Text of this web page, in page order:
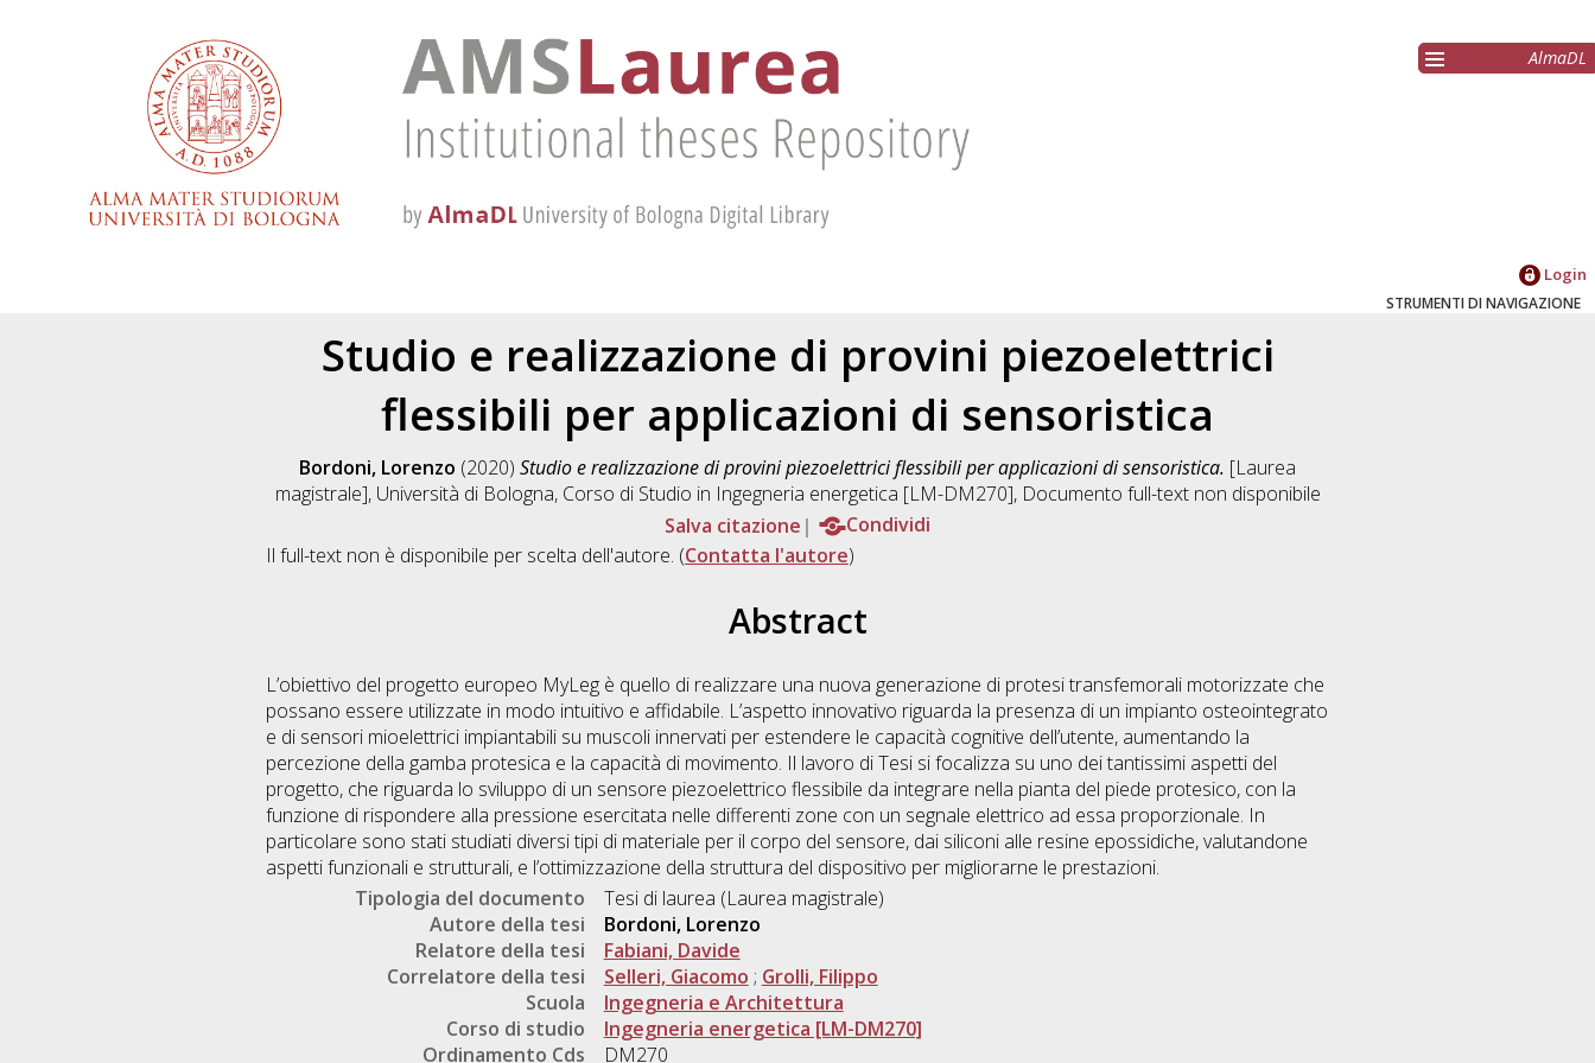
AlmaDL
Login
STRUMENTI DI NAVIGAZIONE
Studio e realizzazione di provini piezoelettrici
flessibili per applicazioni di sensoristica
Bordoni, Lorenzo (2020) Studio e realizzazione di provini piezoelettrici flessibili per applicazioni di sensoristica. [Laurea
magistrale], Università di Bologna, Corso di Studio in Ingegneria energetica [LM-DM270], Documento full-text non disponibile
Salva citazione
Condividi
Il full-text non è disponibile per scelta dell'autore. (Contatta l'autore)
Abstract
L’obiettivo del progetto europeo MyLeg è quello di realizzare una nuova generazione di protesi transfemorali motorizzate che
possano essere utilizzate in modo intuitivo e affidabile. L’aspetto innovativo riguarda la presenza di un impianto osteointegrato
e di sensori mioelettrici impiantabili su muscoli innervati per estendere le capacità cognitive dell’utente, aumentando la
percezione della gamba protesica e la capacità di movimento. Il lavoro di Tesi si focalizza su uno dei tantissimi aspetti del
progetto, che riguarda lo sviluppo di un sensore piezoelettrico flessibile da integrare nella pianta del piede protesico, con la
funzione di rispondere alla pressione esercitata nelle differenti zone con un segnale elettrico ad essa proporzionale. In
particolare sono stati studiati diversi tipi di materiale per il corpo del sensore, dai siliconi alle resine epossidiche, valutandone
aspetti funzionali e strutturali, e l’ottimizzazione della struttura del dispositivo per migliorarne le prestazioni.
Tipologia del documento
Tesi di laurea (Laurea magistrale)
Autore della tesi
Bordoni, Lorenzo
Relatore della tesi
Fabiani, Davide
Correlatore della tesi
Selleri, Giacomo ; Grolli, Filippo
Scuola
Ingegneria e Architettura
Corso di studio
Ingegneria energetica [LM-DM270]
Ordinamento Cds
DM270